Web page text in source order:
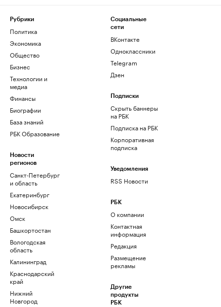
Рубрики
Политика
Экономика
Общество
Бизнес
Технологии и
медиа
Финансы
Биографии
База знаний
РБК Образование
Новости
регионов
Санкт-Петербург
и область
Екатеринбург
Новосибирск
Омск
Башкортостан
Вологодская
область
Калининград
Краснодарский
край
Нижний
Новгород
Социальные
сети
ВКонтакте
Одноклассники
Telegram
Дзен
Подписки
Скрыть баннеры
на РБК
Подписка на РБК
Корпоративная
подписка
Уведомления
RSS Новости
РБК
О компании
Контактная
информация
Редакция
Размещение
рекламы
Другие
продукты
РБК